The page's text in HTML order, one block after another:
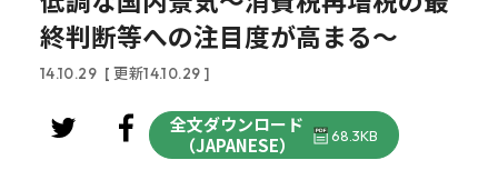
終判断等への注目度が高まる～
14.10.29 [ 更新14.10.29 ]
全文ダウンロード
（JAPANESE）
68.3KB